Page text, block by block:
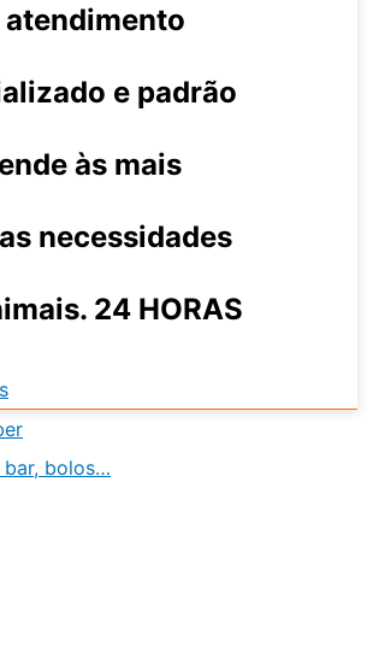
atendimento
e padrão
às mais
necessidades
24 HORAS
bar, bolos…